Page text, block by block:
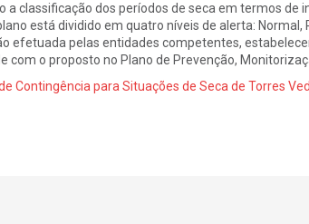
a classificação dos períodos de seca em termos de
está dividido em quatro níveis de alerta:
efetuada pelas entidades competentes,
com o proposto no Plano de Prevenção,
Contingência para Situações de Seca de Torres